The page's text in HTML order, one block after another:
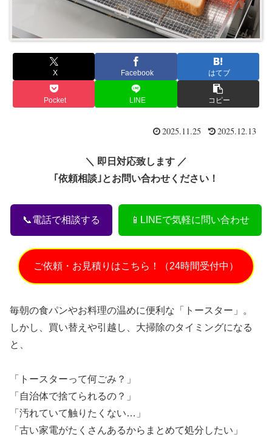
X Facebook はてブ
Pocket LINE コピー
2025.11.25 2025.12.13
＼ 即日対応致します ／
｢依頼相談｣とお問い合わせください！
📞電話で相談する 📱LINEで気軽に問い合わせ
ご依頼・お見積りはこちら！（24時間受付中）
毎朝の食パンやお料理の温めに便利な「トースター」。
しかし、買い替えや引越し、大掃除のタイミングになる
と、
「トースターって何ごみ？」
「自治体で捨てられるの？」
「汚れていて触りたくない…」
「古い家電がたくさんあるからまとめて処分したい」